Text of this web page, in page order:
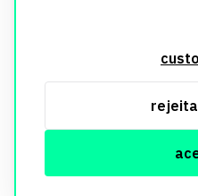
segurança. Todos os dados
utilizados exclusivamente para
informações, consulte nossa
© Copyright Imobi Report.
Política de privacidade